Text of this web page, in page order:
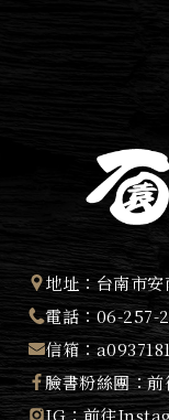
地址： 台南市
電話： 06-257-
信箱：
臉書粉絲團：